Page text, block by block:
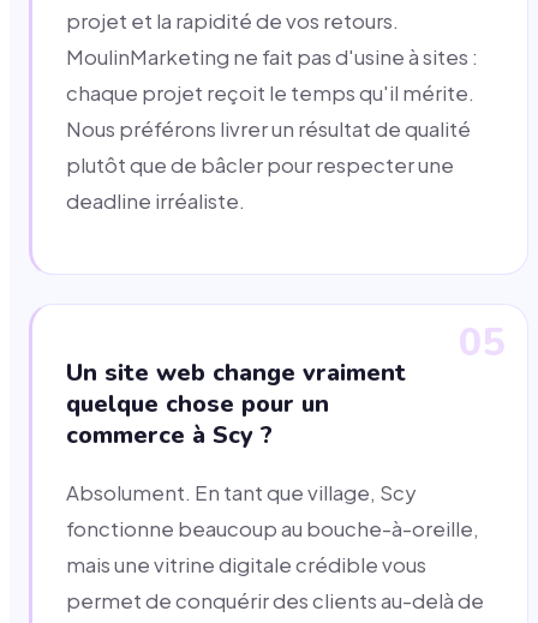
projet et la rapidité de vos retours.
MoulinMarketing ne fait pas d'usine à sites :
chaque projet reçoit le temps qu'il mérite.
Nous préférons livrer un résultat de qualité
plutôt que de bâcler pour respecter une
deadline irréaliste.
05
Un site web change vraiment
quelque chose pour un
commerce à Scy ?
Absolument. En tant que village, Scy
fonctionne beaucoup au bouche-à-oreille,
mais une vitrine digitale crédible vous
permet de conquérir des clients au-delà de